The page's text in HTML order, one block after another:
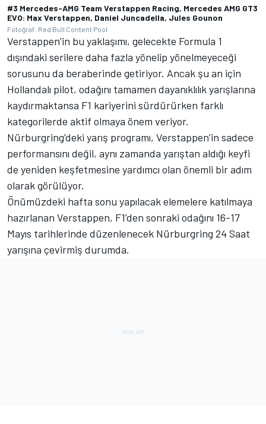
#3 Mercedes-AMG Team Verstappen Racing, Mercedes AMG GT3
EVO: Max Verstappen, Daniel Juncadella, Jules Gounon
Fotoğraf: Red Bull Content Pool
Verstappen’in bu yaklaşımı, gelecekte Formula 1
dışındaki serilere daha fazla yönelip yönelmeyeceği
sorusunu da beraberinde getiriyor. Ancak şu an için
Hollandalı pilot, odağını tamamen dayanıklılık yarışlarına
kaydırmaktansa F1 kariyerini sürdürürken farklı
kategorilerde aktif olmaya önem veriyor.
Nürburgring’deki yarış programı, Verstappen’in sadece
performansını değil, aynı zamanda yarıştan aldığı keyfi
de yeniden keşfetmesine yardımcı olan önemli bir adım
olarak görülüyor.
Önümüzdeki hafta sonu yapılacak elemelere katılmaya
hazırlanan Verstappen, F1’den sonraki odağını 16-17
Mayıs tarihlerinde düzenlenecek Nürburgring 24 Saat
yarışına çevirmiş durumda.